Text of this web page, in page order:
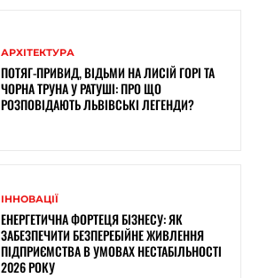
АРХІТЕКТУРА
ПОТЯГ-ПРИВИД, ВІДЬМИ НА ЛИСІЙ ГОРІ ТА
ЧОРНА ТРУНА У РАТУШІ: ПРО ЩО
РОЗПОВІДАЮТЬ ЛЬВІВСЬКІ ЛЕГЕНДИ?
ІННОВАЦІЇ
ЕНЕРГЕТИЧНА ФОРТЕЦЯ БІЗНЕСУ: ЯК
ЗАБЕЗПЕЧИТИ БЕЗПЕРЕБІЙНЕ ЖИВЛЕННЯ
ПІДПРИЄМСТВА В УМОВАХ НЕСТАБІЛЬНОСТІ
2026 РОКУ